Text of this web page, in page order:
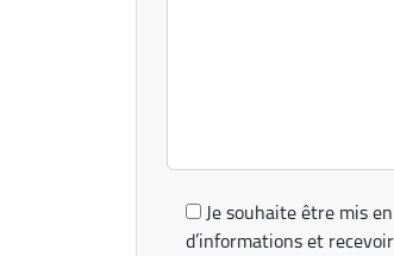
Je souhaite être mis
d’informations et